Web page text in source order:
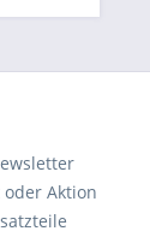
Aktion